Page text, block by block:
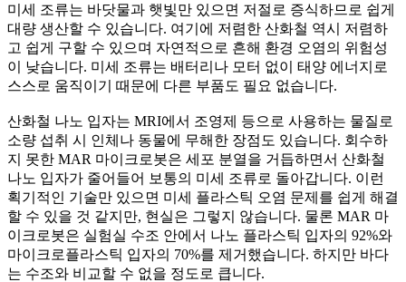
미세 조류는 바닷물과 햇빛만 있으면 저절로 증식하므로 쉽게
대량 생산할 수 있습니다. 여기에 저렴한 산화철 역시 저렴하
고 쉽게 구할 수 있으며 자연적으로 흔해 환경 오염의 위험성
이 낮습니다. 미세 조류는 배터리나 모터 없이 태양 에너지로
스스로 움직이기 때문에 다른 부품도 필요 없습니다.
산화철 나노 입자는 MRI에서 조영제 등으로 사용하는 물질로
소량 섭취 시 인체나 동물에 무해한 장점도 있습니다. 회수하
지 못한 MAR 마이크로봇은 세포 분열을 거듭하면서 산화철
나노 입자가 줄어들어 보통의 미세 조류로 돌아갑니다. 이런
획기적인 기술만 있으면 미세 플라스틱 오염 문제를 쉽게 해결
할 수 있을 것 같지만, 현실은 그렇지 않습니다. 물론 MAR 마
이크로봇은 실험실 수조 안에서 나노 플라스틱 입자의 92%와
마이크로플라스틱 입자의 70%를 제거했습니다. 하지만 바다
는 수조와 비교할 수 없을 정도로 큽니다.